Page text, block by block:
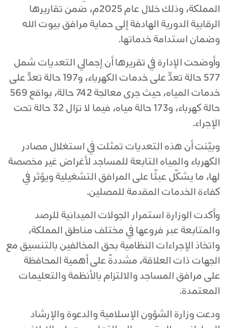
المملكة، وذلك خلال عام 2025م، ضمن تقاريرها
الرقابية الدورية الهادفة إلى حماية مرافق بيوت الله
وضمان استدامة خدماتها.
وأوضحت الإدارة في تقريرها أن إجمالي التعديات شمل
577 حالة تعدٍّ على خدمات الكهرباء، و197 حالة تعدٍّ على
خدمات المياه، حيث جرى معالجة 742 حالة، بواقع 569
حالة كهرباء، و173 حالة مياه، فيما لا تزال 32 حالة تحت
الإجراء.
وبيّنت أن هذه التعديات تمثلت في استغلال مصادر
الكهرباء والمياه التابعة للمساجد لأغراض غير مخصصة
لها، ما يشكّل عبئًا على المرافق التشغيلية ويؤثر في
كفاءة الخدمات المقدمة للمصلين.
وأكدت الوزارة استمرار الجولات الميدانية للرصد
والمتابعة عبر فروعها في مختلف مناطق المملكة،
واتخاذ الإجراءات النظامية بحق المخالفين بالتنسيق مع
الجهات ذات العلاقة، مشددةً على أهمية المحافظة
على مرافق المساجد والالتزام بالأنظمة والتعليمات
المعتمدة.
ودعت وزارة الشؤون الإسلامية والدعوة والإرشاد